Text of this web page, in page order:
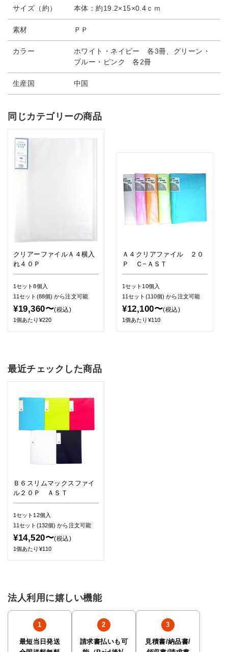
サイズ（約） 本体：約19.2×15×0.4ｃｍ
素材 ＰＰ
カラー
ホワイト・ネイビー 各3冊、グリーン・
ブルー・ピンク 各2冊
生産国 中国
同じカテゴリーの商品
クリアーファイルＡ４横入
れ４０Ｐ
1セット8個入
11セット(88個)から注文可能
¥19,360〜(税込)
1個あたり¥220
Ａ４クリアファイル ２０
Ｐ Ｃ−ＡＳＴ
1セット10個入
11セット(110個)から注文可能
¥12,100〜(税込)
1個あたり¥110
最近チェックした商品
Ｂ６スリムマックスファイ
ル２０Ｐ ＡＳＴ
1セット12個入
11セット(132個)から注文可能
¥14,520〜(税込)
1個あたり¥110
法人利用に嬉しい機能
最短当日発送
請求書払いも可
見積書/納品書/